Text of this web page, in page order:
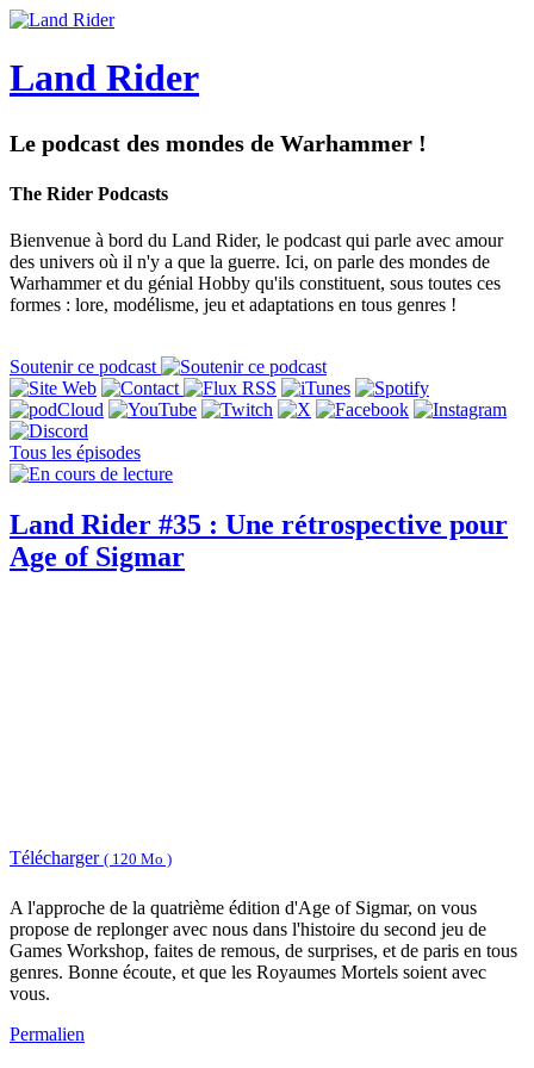
Land Rider
Le podcast des mondes de Warhammer !
The Rider Podcasts
Bienvenue à bord du Land Rider, le podcast qui parle avec amour
des univers où il n'y a que la guerre. Ici, on parle des mondes de
Warhammer et du génial Hobby qu'ils constituent, sous toutes ces
formes : lore, modélisme, jeu et adaptations en tous genres !
Soutenir ce podcast
Tous les épisodes
Land Rider #35 : Une rétrospective pour
Age of Sigmar
Télécharger ( 120 Mo )
A l'approche de la quatrième édition d'Age of Sigmar, on vous
propose de replonger avec nous dans l'histoire du second jeu de
Games Workshop, faites de remous, de surprises, et de paris en tous
genres. Bonne écoute, et que les Royaumes Mortels soient avec
vous.
Permalien